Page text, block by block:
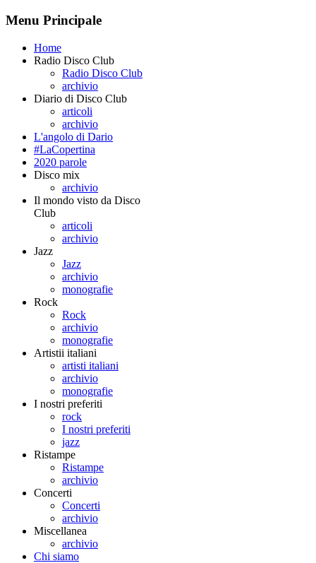
Menu Principale
Home
Radio Disco Club
Radio Disco Club
archivio
Diario di Disco Club
articoli
archivio
L'angolo di Dario
#LaCopertina
2020 parole
Disco mix
archivio
Il mondo visto da Disco
Club
articoli
archivio
Jazz
Jazz
archivio
monografie
Rock
Rock
archivio
monografie
Artistii italiani
artisti italiani
archivio
monografie
I nostri preferiti
rock
I nostri preferiti
jazz
Ristampe
Ristampe
archivio
Concerti
Concerti
archivio
Miscellanea
archivio
Chi siamo